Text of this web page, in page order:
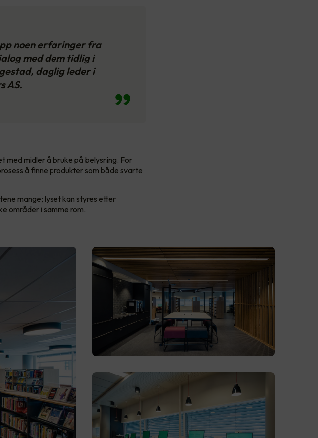
noen erfaringer fra
med dem tidlig i
daglig leder i
AS.
med midler å bruke på belysning. For
å finne produkter som både svarte
mange; lyset kan styres etter
områder i samme rom.